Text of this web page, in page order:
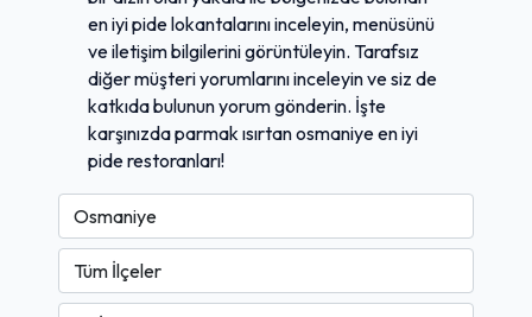
en iyi pide lokantalarını inceleyin, menüsünü
ve iletişim bilgilerini görüntüleyin. Tarafsız
diğer müşteri yorumlarını inceleyin ve siz de
katkıda bulunun yorum gönderin. İşte
karşınızda parmak ısırtan osmaniye en iyi
pide restoranları!